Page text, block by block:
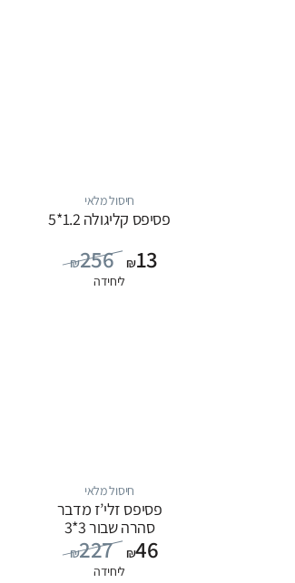
חיסול מלאי
פסיפס קליגולה 1.2*5
₪256 ₪13
ליחידה
חיסול מלאי
פסיפס זלי’ז מדבר
סהרה שבור 3*3
₪227 ₪46
ליחידה